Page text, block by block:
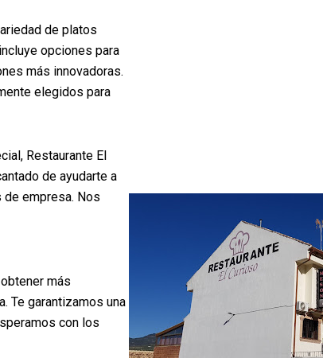
de platos
opciones para
más innovadoras.
elegidos para
Restaurante El
de ayudarte a
empresa. Nos
más
Te garantizamos una
con los